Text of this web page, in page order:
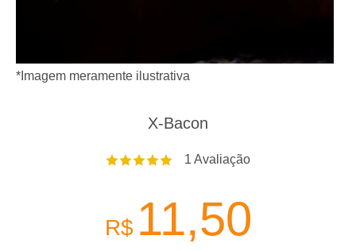
*Imagem meramente ilustrativa
X-Bacon
1 Avaliação
R$ 11,50